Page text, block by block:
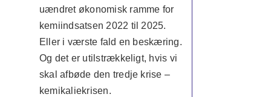
uændret økonomisk ramme for
kemiindsatsen 2022 til 2025.
Eller i værste fald en beskæring.
Og det er utilstrækkeligt, hvis vi
skal afbøde den tredje krise –
kemikaliekrisen.